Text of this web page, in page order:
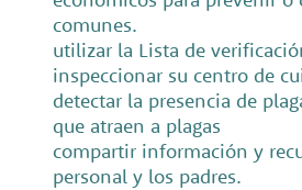
comunes.
utilizar la Lista de
inspeccionar su centro de
detectar la presencia de
que atraen a plagas
compartir información y
personal y los padres.